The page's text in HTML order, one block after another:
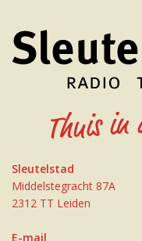
Sleutelstad
Middelstegracht 87A
2312 TT Leiden
E-mail